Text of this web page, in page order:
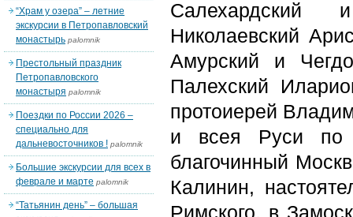
Салехардский
Николаевский
Амурский и
Палехский
протоиерей
и всея Руси по
благочинный
Калинин,
Римского, в
“Храм у озера” – летние
экскурсии в Петропавловский
монастырь palomnik
Престольный праздник
Петропавловского
монастыря palomnik
Поездки по России 2026 –
специально для
дальневосточников ! palomnik
Большие экскурсии для всех в
феврале и марте palomnik
“Татьянин день” – большая